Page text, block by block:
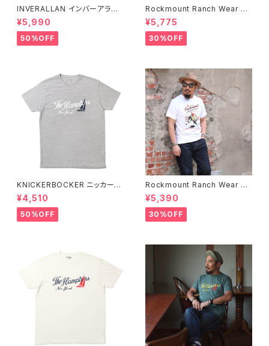
INVERALLAN インバーアラン 1
00%ピュアウール ニットキャッ
プ 全8色
¥5,990
50%OFF
Rockmount Ranch Wear ロ
ックマウント ランチウェア Chie
f Western T-Shirt 半袖Tシャ
ツ 全2色
¥5,775
30%OFF
KNICKERBOCKER ニッカーボ
ッカー HEATHER GREY ハン
プトン Tシャツ
¥4,510
50%OFF
Rockmount Ranch Wear ロ
ックマウント ランチウェア Rock
mount Bronc Western T-Sh
irt 半袖Tシャツ 全3色
¥5,390
30%OFF